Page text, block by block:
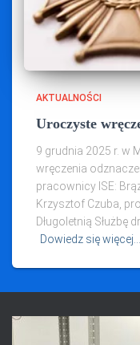
AKTUALNOŚCI
Uroczyste
9 grudnia 2025 r. w
wręczenia
pracownicy ISE:
Krzysztof Czuba,
Długoletnią Służbę
Dowiedz się więcej…